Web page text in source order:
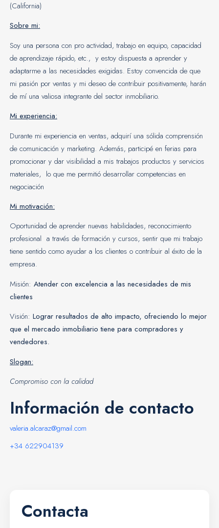
(California)
Sobre mi:
Soy una persona con pro actividad, trabajo en equipo, capacidad
de aprendizaje rápido, etc., y estoy dispuesta a aprender y
adaptarme a las necesidades exigidas. Estoy convencida de que
mi pasión por ventas y mi deseo de contribuir positivamente, harán
de mí una valiosa integrante del sector inmobiliario.
Mi experiencia:
Durante mi experiencia en ventas, adquirí una sólida comprensión
de comunicación y marketing. Además, participé en ferias para
promocionar y dar visibilidad a mis trabajos productos y servicios
materiales, lo que me permitió desarrollar competencias en
negociación
Mi motivación:
Oportunidad de aprender nuevas habilidades, reconocimiento
profesional a través de formación y cursos, sentir que mi trabajo
tiene sentido como ayudar a los clientes o contribuir al éxito de la
empresa.
Misión: Atender con excelencia a las necesidades de mis
clientes
Visión: Lograr resultados de alto impacto, ofreciendo lo mejor
que el mercado inmobiliario tiene para compradores y
vendedores.
Slogan:
Compromiso con la calidad
Información de contacto
valeria.alcaraz@gmail.com
+34 622904139
Contacta